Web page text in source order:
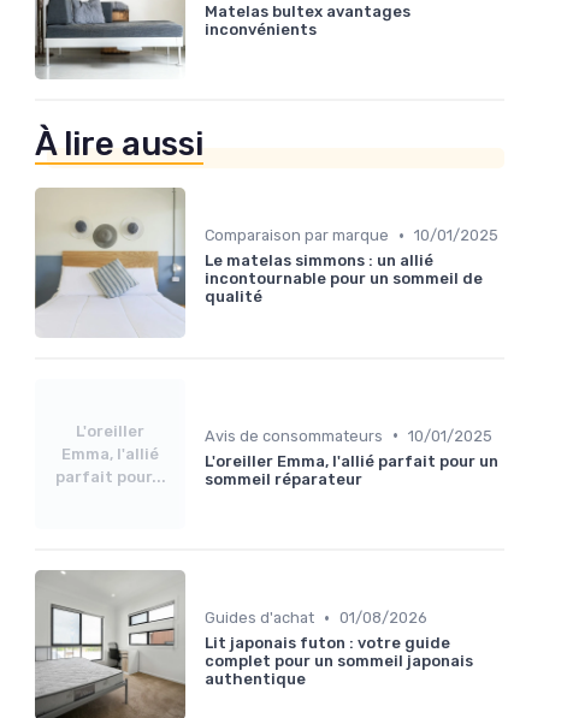
Matelas bultex avantages
inconvénients
À lire aussi
Comparaison par marque • 10/01/2025
Le matelas simmons : un allié
incontournable pour un sommeil de
qualité
L'oreiller
Emma, l'allié
parfait pour...
Avis de consommateurs • 10/01/2025
L'oreiller Emma, l'allié parfait pour un
sommeil réparateur
Guides d'achat • 01/08/2026
Lit japonais futon : votre guide
complet pour un sommeil japonais
authentique